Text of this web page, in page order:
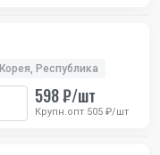
Корея, Республика
598 ₽/шт
Крупн.опт 505 ₽/шт